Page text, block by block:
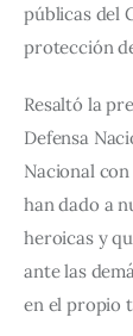
públicas del
protección
Resaltó la
Defensa
Nacional
han dado a
heroicas y
ante las
en el propio